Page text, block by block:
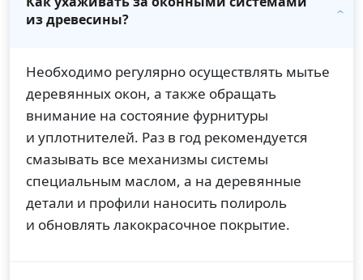
из древесины?
Необходимо регулярно осуществлять мытье
деревянных окон, а также обращать
внимание на состояние фурнитуры
и уплотнителей. Раз в год рекомендуется
смазывать все механизмы системы
специальным маслом, а на деревянные
детали и профили наносить полироль
и обновлять лакокрасочное покрытие.